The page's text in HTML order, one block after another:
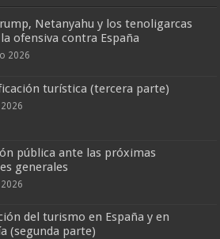
Netanyahu y los tenoligarcas
ofensiva contra España
2026
turística (tercera parte)
pública ante las próximas
generales
del turismo en España y en
(segunda parte)